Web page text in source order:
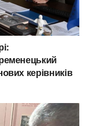
керівників